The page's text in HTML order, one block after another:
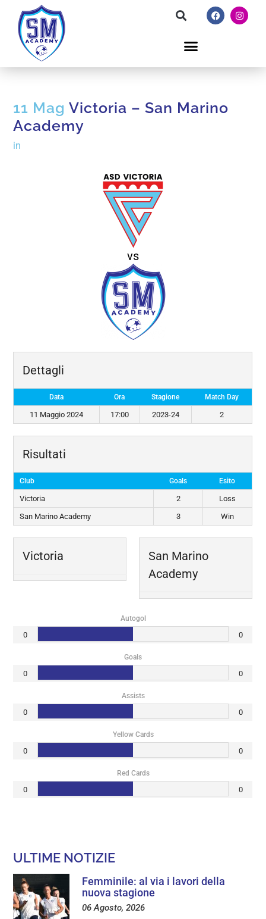
11 Mag Victoria – San Marino
Academy
in
vs
Dettagli
Data Ora Stagione Match Day
11 Maggio 2024 17:00 2023-24 2
Risultati
Club Goals Esito
Victoria 2
Loss
San Marino Academy
3 Win
Victoria
San Marino
Academy
Autogol
0 0
Goals
0 0
Assists
0 0
Yellow Cards
0 0
Red Cards
0 0
ULTIME NOTIZIE
Femminile: al via i lavori della
nuova stagione
06 Agosto, 2026